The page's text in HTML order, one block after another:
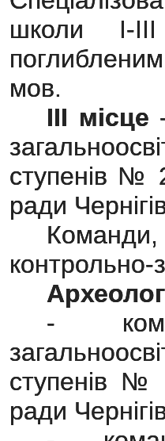
школи І-
мов.
ІІІ місце
ступенів №
ради
контрольно-
-
ступенів №
ради